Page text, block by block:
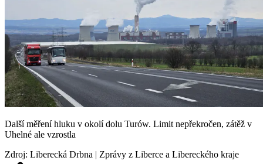
Další měření hluku v okolí dolu Turów. Limit nepřekročen, zátěž v
Uhelné ale vzrostla
Zdroj: Liberecká Drbna | Zprávy z Liberce a Libereckého kraje